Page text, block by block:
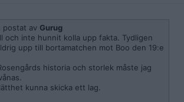
postat av Gurug
och inte hunnit kolla upp fakta. Tydligen
upp till bortamatchen mot Boo den 19:e
historia och storlek måste jag
kunna skicka ett lag.